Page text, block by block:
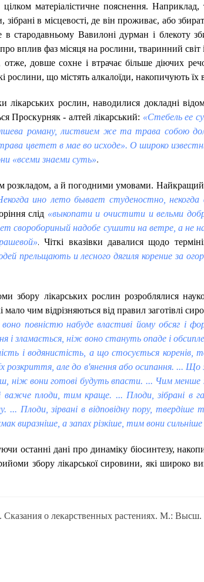
матеріалістичне пояснення. Наприклад,
в місцевості, де він проживає, або
стародавньому Вавилоні дурман і блекоту
вплив фаз місяця на рослини, тваринний
довше сохне і втрачає більше діючих
що містять алкалоїди, накопичують їх
рослин, наводилися докладні
Проскурняк - алтей лікарський: «Стебель ее
роману, листвием же та трава собою
цветет в мае во исходе». О широко
«всеми знаеми суть».
розкладом, а й погодними умовами.
ино лето бывает студеностно, некогда
слід «выкопати и очистити и вельми
своробориный надобе сушити на ветре, а не
.Чіткі вказівки давалися щодо
прельщають и лесного дягиля корение за
збору лікарських рослин розроблялися
чим відрізняються від правил заготівлі
повністю набуде властиві йому обсяг і
і зламається, ніж воно стануть опаде і
і водянистість, а що стосується коренів,
розкриття, але до в'янення або осипання. ...
ніж вони готові будуть впасти. ... Чим менше
плоди, тим краще. ... Плоди, зібрані в
... Плоди, зірвані в відповідну пору, твердіше
виразніше, а запах різкіше, тим вони сильніше
останні дані про динаміку біосинтезу,
збору лікарської сировини, які широко
о лекарственных растениях. М.: Высш.